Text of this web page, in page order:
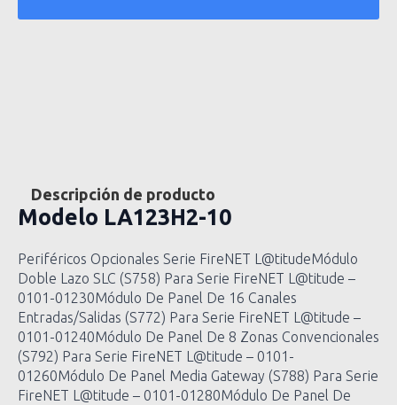
Descripción de producto
Modelo LA123H2-10
Periféricos Opcionales Serie FireNET L@titudeMódulo
Doble Lazo SLC (S758) Para Serie FireNET L@titude –
0101-01230Módulo De Panel De 16 Canales
Entradas/Salidas (S772) Para Serie FireNET L@titude –
0101-01240Módulo De Panel De 8 Zonas Convencionales
(S792) Para Serie FireNET L@titude – 0101-
01260Módulo De Panel Media Gateway (S788) Para Serie
FireNET L@titude – 0101-01280Módulo De Panel De